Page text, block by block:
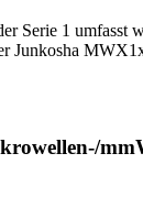
Serie 1 umfasst
Junkosha